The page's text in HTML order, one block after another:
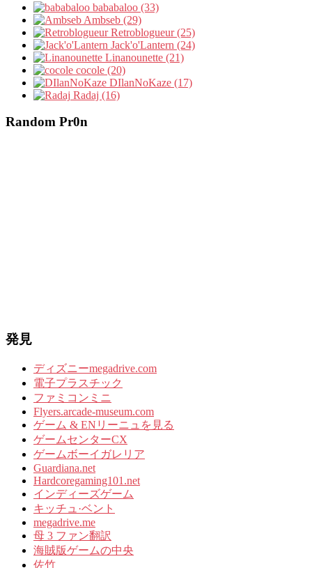
bababaloo (33)
Ambseb (29)
Retroblogueur (25)
Jack'o'Lantern (24)
Linanounette (21)
cocole (20)
DIlanNoKaze (17)
Radaj (16)
Random Pr0n
発見
ディズニーmegadrive.com
電子プラスチック
ファミコンミニ
Flyers.arcade-museum.com
ゲーム & ENリーニュを見る
ゲームセンターCX
ゲームボーイガレリア
Guardiana.net
Hardcoregaming101.net
インディーズゲーム
キッチュ·ベント
megadrive.me
母 3 ファン翻訳
海賊版ゲームの中央
佐竹